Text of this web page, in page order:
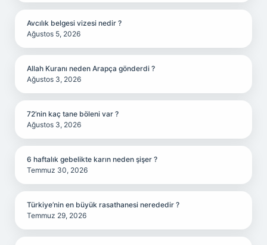
Avcılık belgesi vizesi nedir ?
Ağustos 5, 2026
Allah Kuranı neden Arapça gönderdi ?
Ağustos 3, 2026
72’nin kaç tane böleni var ?
Ağustos 3, 2026
6 haftalık gebelikte karın neden şişer ?
Temmuz 30, 2026
Türkiye’nin en büyük rasathanesi nerededir ?
Temmuz 29, 2026